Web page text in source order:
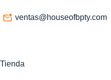
ventas@houseofbpty.com
Tienda